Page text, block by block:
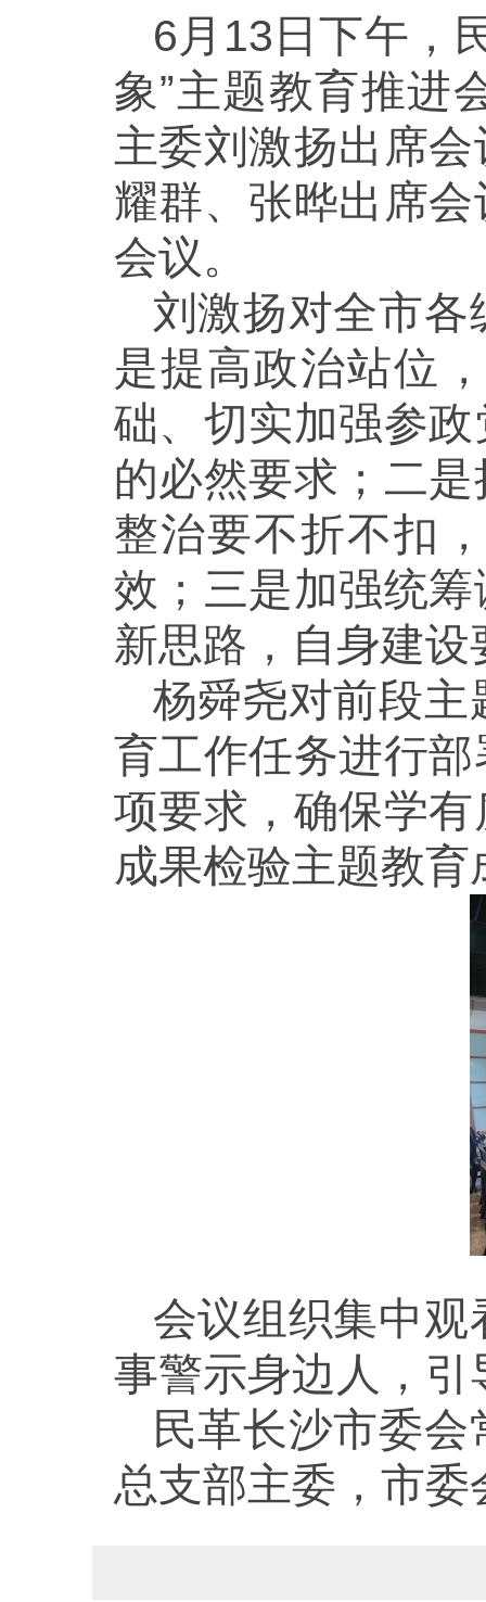
6月13日下午，
象”主题教育推进
主委刘激扬出席
耀群、张晔出席
会议。
刘激扬对全市
是提高政治站位
础、切实加强参
的必然要求；二
整治要不折不扣
效；三是加强统
新思路，自身建设
杨舜尧对前段
育工作任务进行
项要求，确保学
成果检验主题教育
会议组织集中
事警示身边人，
民革长沙市委
总支部主委，市